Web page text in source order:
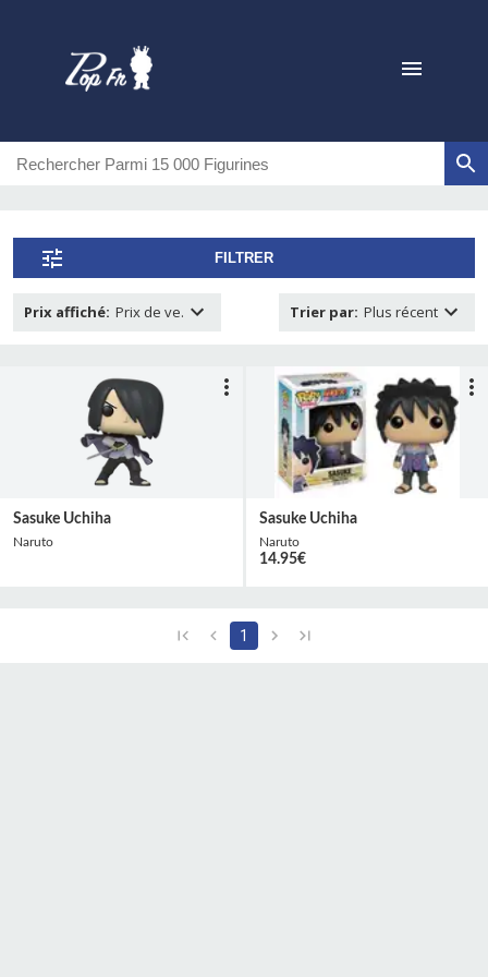
FILTRER
Prix affiché: Prix de ve. Trier par: Plus récent
Sasuke Uchiha
Naruto
Sasuke Uchiha
Naruto
14.95€
1